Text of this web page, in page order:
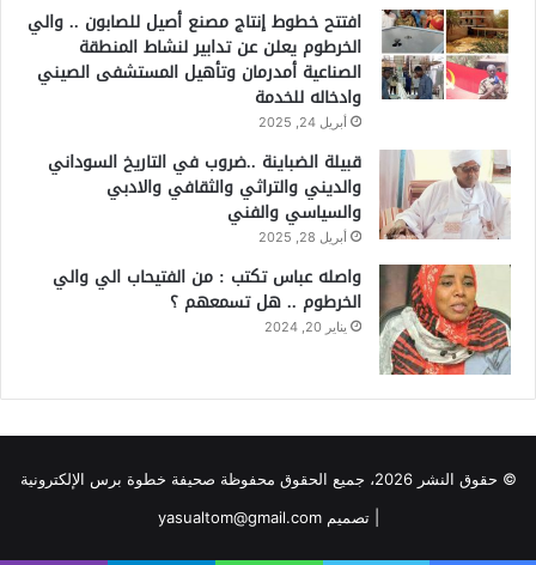
افتتح خطوط إنتاج مصنع أصيل للصابون .. والي
الخرطوم يعلن عن تدابير لنشاط المنطقة
الصناعية أمدرمان وتأهيل المستشفى الصيني
وادخاله للخدمة
أبريل 24, 2025
قبيلة الضباينة ..ضروب في التاريخ السوداني
والديني والتراثي والثقافي والادبي
والسياسي والفني
أبريل 28, 2025
واصله عباس تكتب : من الفتيحاب الي والي
الخرطوم .. هل تسمعهم ؟
يناير 20, 2024
© حقوق النشر 2026، جميع الحقوق محفوظة صحيفة خطوة برس الإلكترونية
| تصميم yasualtom@gmail.com